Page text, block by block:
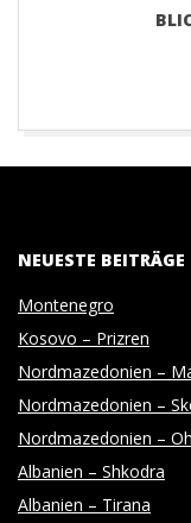
H
T
O
G
R
NEUESTE BEITRÄGE
Montenegro
Kosovo – Prizren
Nordmazedonien –
Nordmazedonien –
Nordmazedonien –
Albanien – Shkodra
Albanien – Tirana